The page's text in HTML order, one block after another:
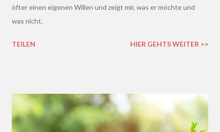
öfter einen eigenen Willen und zeigt mir, was er möchte und
was nicht.
TEILEN HIER GEHTS WEITER >>